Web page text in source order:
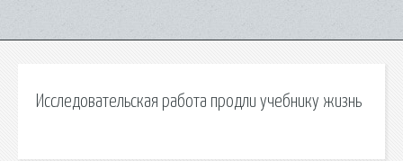
Исследовательская работа продли учебнику жизнь